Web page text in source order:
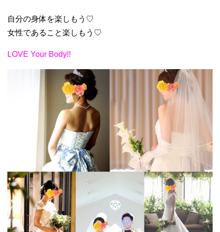
自分の身体を楽しもう♡
女性であること楽しもう♡
LOVE Your Body!!